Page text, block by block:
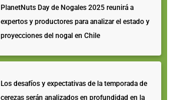
PlanetNuts Day de Nogales 2025 reunirá a
expertos y productores para analizar el estado y
proyecciones del nogal en Chile
Los desafíos y expectativas de la temporada de
cerezas serán analizados en profundidad en la